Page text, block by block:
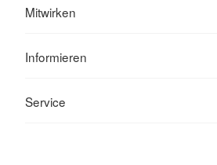
Mitwirken
Informieren
Service